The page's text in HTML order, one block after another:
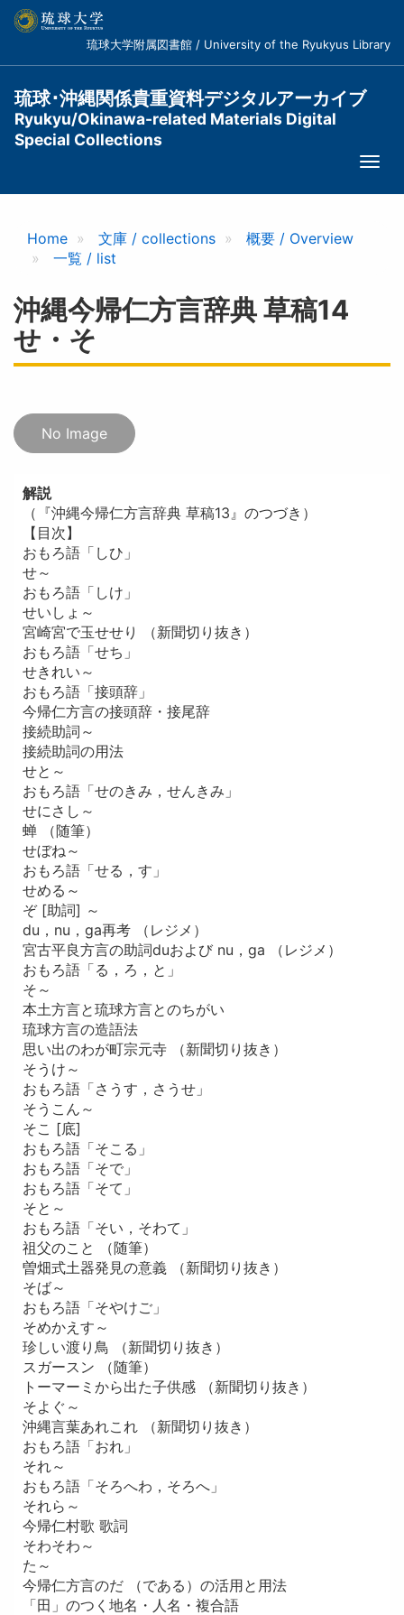
コ
琉球大学附属図書館 / University of the Ryukyus Library
琉球･沖縄関係貴重資料デジタルアーカイブ
Ryukyu/Okinawa-related Materials Digital
Special Collections
Home 文庫 / collections
概要 / Overview
一覧 / list
沖縄今帰仁方言辞典 草稿14
せ・そ
No Image
解説
（『沖縄今帰仁方言辞典 草稿13』のつづき）
【目次】
おもろ語「しひ」
せ～
おもろ語「しけ」
せいしょ～
宮崎宮で玉せせり （新聞切り抜き）
おもろ語「せち」
せきれい～
おもろ語「接頭辞」
今帰仁方言の接頭辞・接尾辞
接続助詞～
接続助詞の用法
せと～
おもろ語「せのきみ，せんきみ」
せにさし～
蝉 （随筆）
せぼね～
おもろ語「せる，す」
せめる～
ぞ [助詞] ～
du，nu，ga再考 （レジメ）
宮古平良方言の助詞duおよび nu，ga （レジメ）
おもろ語「る，ろ，と」
そ～
本土方言と琉球方言とのちがい
琉球方言の造語法
思い出のわが町宗元寺 （新聞切り抜き）
そうけ～
おもろ語「さうす，さうせ」
そうこん～
そこ [底]
おもろ語「そこる」
おもろ語「そで」
おもろ語「そて」
そと～
おもろ語「そい，そわて」
祖父のこと （随筆）
曽畑式土器発見の意義 （新聞切り抜き）
そば～
おもろ語「そやけご」
そめかえす～
珍しい渡り鳥 （新聞切り抜き）
スガースン （随筆）
トーマーミから出た子供感 （新聞切り抜き）
そよぐ～
沖縄言葉あれこれ （新聞切り抜き）
おもろ語「おれ」
それ～
おもろ語「そろへわ，そろへ」
それら～
今帰仁村歌 歌詞
そわそわ～
た～
今帰仁方言のだ （である）の活用と用法
「田」のつく地名・人名・複合語